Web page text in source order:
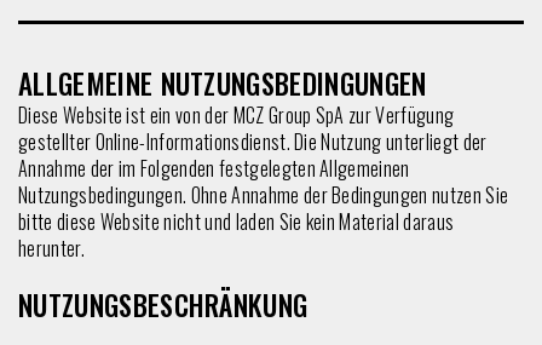
ALLGEMEINE NUTZUNGSBEDINGUNGEN
Diese Website ist ein von der MCZ Group SpA zur Verfügung
gestellter Online-Informationsdienst. Die Nutzung unterliegt der
Annahme der im Folgenden festgelegten Allgemeinen
Nutzungsbedingungen. Ohne Annahme der Bedingungen nutzen Sie
bitte diese Website nicht und laden Sie kein Material daraus
herunter.
NUTZUNGSBESCHRÄNKUNG